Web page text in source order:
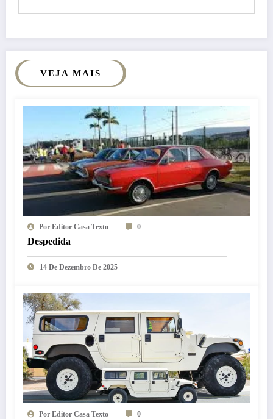
VEJA MAIS
Por Editor Casa Texto 0
Despedida
14 De Dezembro De 2025
Por Editor Casa Texto 0